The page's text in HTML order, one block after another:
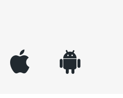
appleinc android